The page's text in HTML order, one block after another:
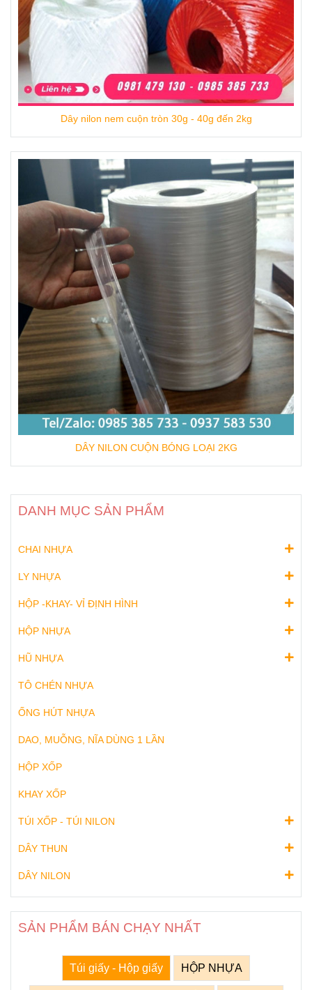
Dây nilon nem cuộn tròn 30g - 40g đến 2kg
DÂY NILON CUỘN BÓNG LOẠI 2KG
DANH MỤC SẢN PHẨM
CHAI NHỰA
LY NHỰA
HỘP -KHAY- VỈ ĐỊNH HÌNH
HỘP NHỰA
HŨ NHỰA
TÔ CHÉN NHỰA
ỐNG HÚT NHỰA
DAO, MUỖNG, NĨA DÙNG 1 LẦN
HỘP XỐP
KHAY XỐP
TÚI XỐP - TÚI NILON
DÂY THUN
DÂY NILON
SẢN PHẨM BÁN CHẠY NHẤT
Túi giấy - Hộp giấy HỘP NHỰA